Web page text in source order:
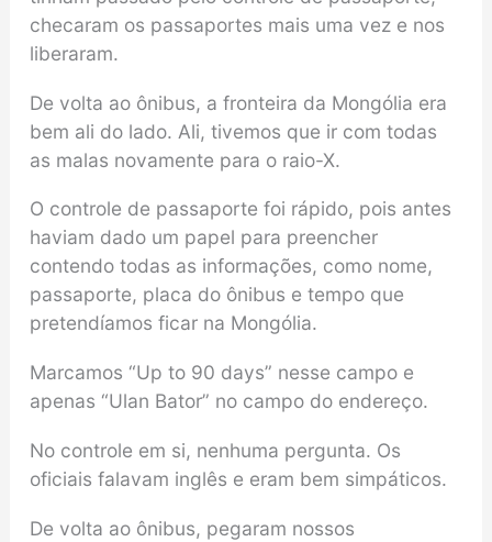
checaram os passaportes mais uma vez e nos
liberaram.
De volta ao ônibus, a fronteira da Mongólia era
bem ali do lado. Ali, tivemos que ir com todas
as malas novamente para o raio-X.
O controle de passaporte foi rápido, pois antes
haviam dado um papel para preencher
contendo todas as informações, como nome,
passaporte, placa do ônibus e tempo que
pretendíamos ficar na Mongólia.
Marcamos “Up to 90 days” nesse campo e
apenas “Ulan Bator” no campo do endereço.
No controle em si, nenhuma pergunta. Os
oficiais falavam inglês e eram bem simpáticos.
De volta ao ônibus, pegaram nossos